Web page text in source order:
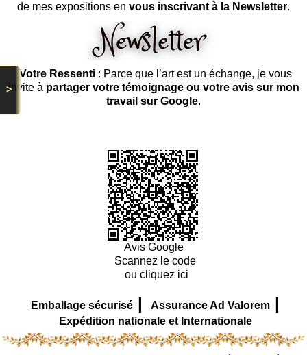
>
de mes expositions en vous inscrivant à la Newsletter.
Votre Ressenti: Parce que l’art est un échange, je vous
invite à partager votre témoignage ou votre avis sur mon
travail sur Google.
Avis Google
Scannez le code
ou cliquez ici
Emballage sécurisé | Assurance Ad Valorem |
Expédition nationale et Internationale